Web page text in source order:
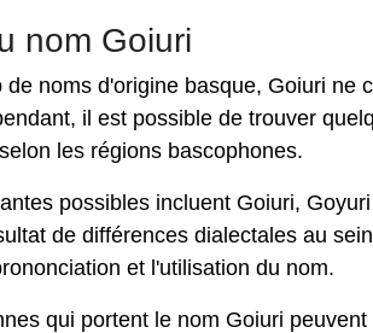
nom Goiuri
de noms d'origine basque, Goiuri ne
il est possible de trouver
les régions bascophones.
possibles incluent Goiuri,
de différences dialectales au
et l'utilisation du nom.
qui portent le nom Goiuri